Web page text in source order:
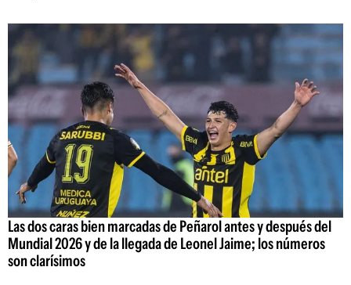
Las dos caras bien marcadas de Peñarol antes y después del
Mundial 2026 y de la llegada de Leonel Jaime; los números
son clarísimos